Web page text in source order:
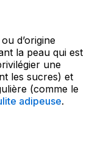
d’origine
la peau qui est
une
les sucres) et
(comme le
adipeuse.